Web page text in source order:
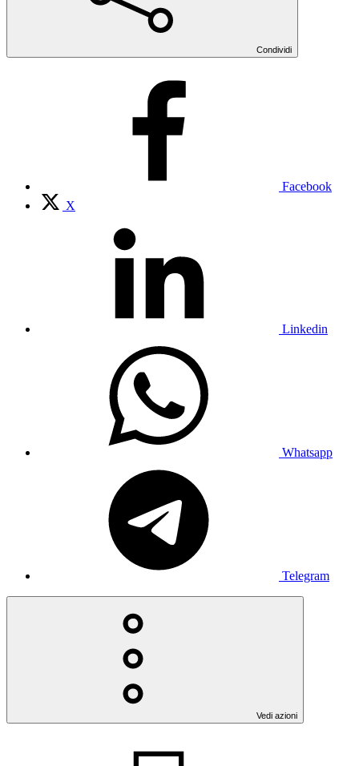
Condividi
Facebook
X
Linkedin
Whatsapp
Telegram
Vedi azioni